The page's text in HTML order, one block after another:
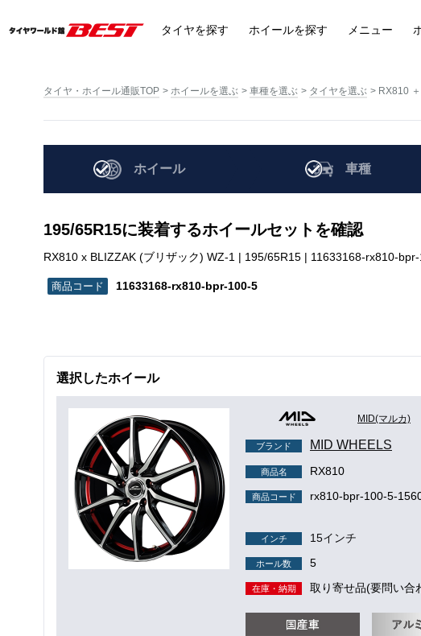
タイヤを探す ホイールを探す メニュー
タイヤ・ホイール通販TOP ホイールを選ぶ 車種を選ぶ タイヤを選ぶ RX810
ホイール 車種
195/65R15に装着するホイールセットを確認
RX810 x BLIZZAK (ブリザック) WZ-1 | 195/65R15 | 11633168-rx810-
11633168-rx810-bpr-100-5
選択したホイール
MID(マルカ)
ブランド MID WHEELS
商品名 RX810
商品コード rx810-bpr-100-5-
インチ 15インチ
ホール数 5
在庫・納期 取り寄せ品(要問い合